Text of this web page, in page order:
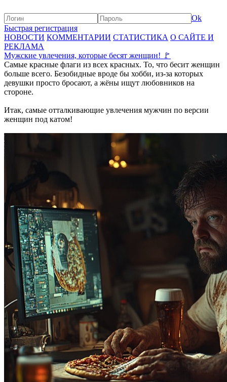
Ok
Быстрая регистрация
НОВОСТИ КОММЕНТАРИИ СТАТИСТИКА О САЙТЕ И
РЕКЛАМА
Мужские увлечения, которые бесят женщин! 🚩
Самые красные флаги из всех красных. То, что бесит женщин
больше всего. Безобидные вроде бы хобби, из-за которых
девушки просто бросают, а жёны ищут любовников на
стороне.
Итак, самые отталкивающие увлечения мужчин по версии
женщин под катом!